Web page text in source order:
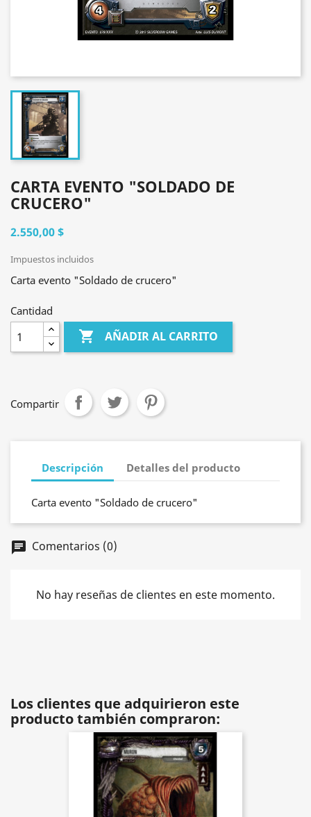
CARTA EVENTO "SOLDADO DE
CRUCERO"
2.550,00 $
Impuestos incluidos
Carta evento "Soldado de crucero"
Cantidad
 AÑADIR AL CARRITO
Compartir
Descripción Detalles del producto
Carta evento "Soldado de crucero"
chat Comentarios (0)
No hay reseñas de clientes en este momento.
Los clientes que adquirieron este
producto también compraron: